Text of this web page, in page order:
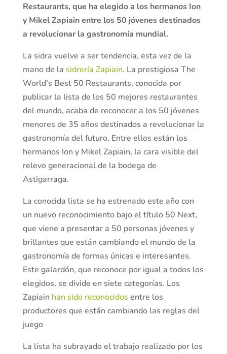
Restaurants, que ha elegido a los hermanos Ion
y Mikel Zapiain entre los 50 jóvenes destinados
a revolucionar la gastronomía mundial.
La sidra vuelve a ser tendencia, esta vez de la
mano de la sidrería Zapiain. La prestigiosa The
World’s Best 50 Restaurants, conocida por
publicar la lista de los 50 mejores restaurantes
del mundo, acaba de reconocer a los 50 jóvenes
menores de 35 años destinados a revolucionar la
gastronomía del futuro. Entre ellos están los
hermanos Ion y Mikel Zapiain, la cara visible del
relevo generacional de la bodega de
Astigarraga.
La conocida lista se ha estrenado este año con
un nuevo reconocimiento bajo el título 50 Next,
que viene a presentar a 50 personas jóvenes y
brillantes que están cambiando el mundo de la
gastronomía de formas únicas e interesantes.
Este galardón, que reconoce por igual a todos los
elegidos, se divide en siete categorías. Los
Zapiain han sido reconocidos entre los
productores que están cambiando las reglas del
juego
La lista ha subrayado el trabajo realizado por los